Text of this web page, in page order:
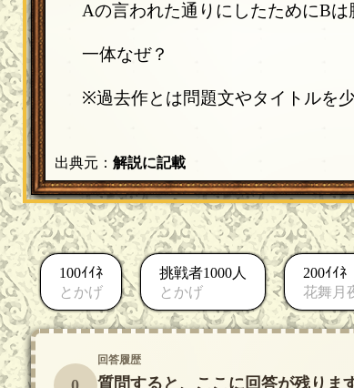
Aの言われた通りにしたためにB
一体なぜ？
※過去作とは問題文やタイトルを
出典元： 解説に記載
100ｲｲﾈ
とかげ
挑戦者1000人
とかげ
200ｲｲﾈ
花舞月
回答履歴
質問すると、ここに回答が残りま